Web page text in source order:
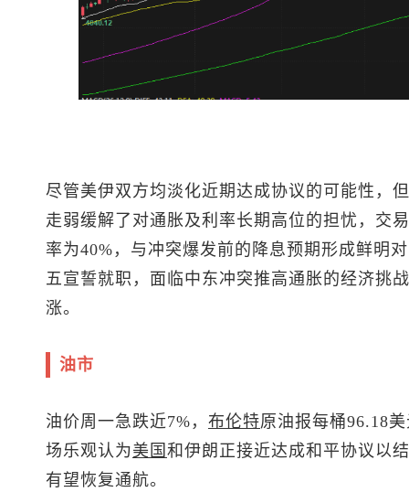
尽管美伊双方均淡化近期达成协议的可能性，
走弱缓解了对通胀及利率长期高位的担忧，交
率为40%，与冲突爆发前的降息预期形成鲜明
五宣誓就职，面临中东冲突推高通胀的经济挑
涨。
油市
油价周一急跌近7%， 布伦特原油报每桶96.18
场乐观认为美国 和伊朗正接近达成和平协议以
有望恢复通航。